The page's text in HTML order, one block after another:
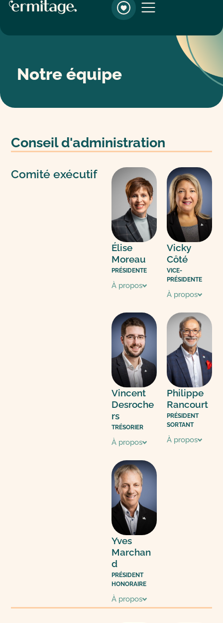
Notre équipe
Notre équipe
Conseil d'administration
Comité exécutif
Élise
Moreau
PRÉSIDENTE
À propos
Vicky
Côté
VICE-
PRÉSIDENTE
À propos
Vincent
Desroche
rs
TRÉSORIER
À propos
Philippe
Rancourt
PRÉSIDENT
SORTANT
À propos
Yves
Marchan
d
PRÉSIDENT
HONORAIRE
À propos